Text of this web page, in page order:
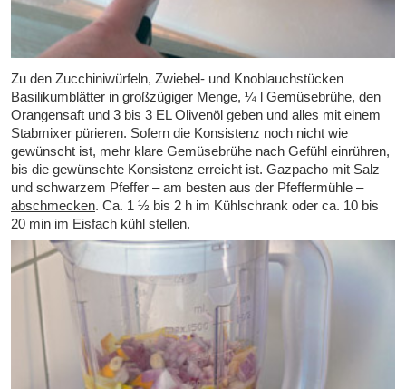
Zu den Zucchiniwürfeln, Zwiebel- und Knoblauchstücken
Basilikumblätter in großzügiger Menge, ¼ l Gemüsebrühe, den
Orangensaft und 3 bis 3 EL Olivenöl geben und alles mit einem
Stabmixer pürieren. Sofern die Konsistenz noch nicht wie
gewünscht ist, mehr klare Gemüsebrühe nach Gefühl einrühren,
bis die gewünschte Konsistenz erreicht ist. Gazpacho mit Salz
und schwarzem Pfeffer – am besten aus der Pfeffermühle –
abschmecken. Ca. 1 ½ bis 2 h im Kühlschrank oder ca. 10 bis
20 min im Eisfach kühl stellen.